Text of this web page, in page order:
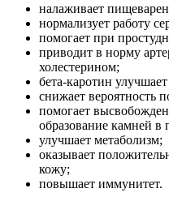
налаживает
нормализует работу
помогает при
приводит в норму
холестерином;
бета-каротин
снижает вероятность
помогает
образование камней в
улучшает метаболизм;
оказывает
кожу;
повышает иммунитет.